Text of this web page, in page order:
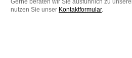
Gerne beraten wir Sie ausführlich zu
nutzen Sie unser Kontaktformular.